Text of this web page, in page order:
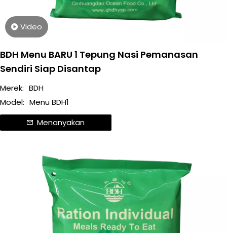
Video
BDH Menu BARU 1 Tepung Nasi Pemanasan
Sendiri Siap Disantap
Merek: BDH
Model: Menu BDH1
Menanyakan